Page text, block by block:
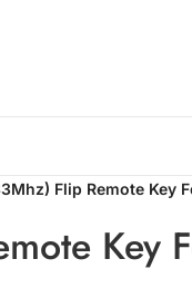
Flip Remote Key
Key